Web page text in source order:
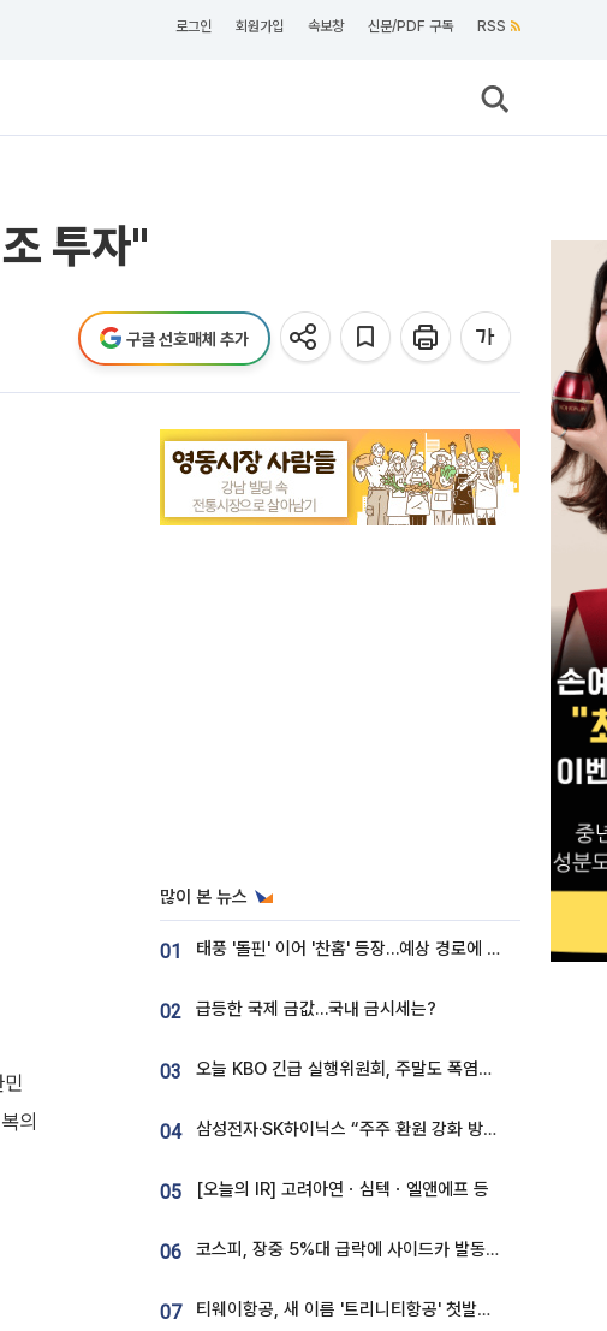
로그인 회원가입 속보창 신문/PDF 구독 RSS
투자"
구글 선호매체 추가
의
많이 본 뉴스
01 태풍 '돌핀' 이어 '찬홈' 등장…예상 경로에 한국 '한숨'
02 급등한 국제 금값…국내 금시세는?
03 오늘 KBO 긴급 실행위원회, 주말도 폭염취소 될까
04 삼성전자·SK하이닉스 “주주 환원 강화 방안 마련”
05 [오늘의 IR] 고려아연ㆍ심텍ㆍ엘앤에프 등
06 코스피, 장중 5%대 급락에 사이드카 발동…삼성·SK 동반 폭락
07 티웨이항공, 새 이름 '트리니티항공' 첫발…SSC 전략 본격화